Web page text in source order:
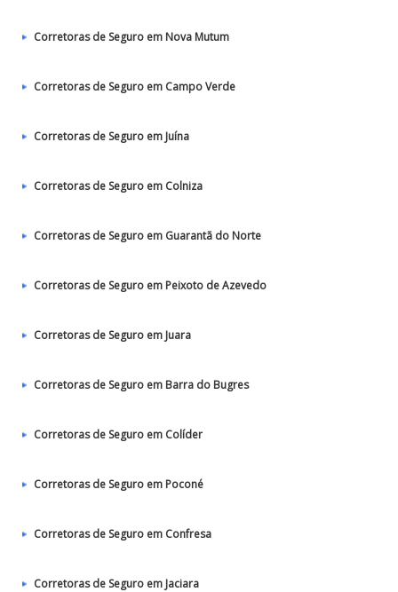
Corretoras de Seguro em Nova Mutum
Corretoras de Seguro em Campo Verde
Corretoras de Seguro em Juína
Corretoras de Seguro em Colniza
Corretoras de Seguro em Guarantã do Norte
Corretoras de Seguro em Peixoto de Azevedo
Corretoras de Seguro em Juara
Corretoras de Seguro em Barra do Bugres
Corretoras de Seguro em Colíder
Corretoras de Seguro em Poconé
Corretoras de Seguro em Confresa
Corretoras de Seguro em Jaciara